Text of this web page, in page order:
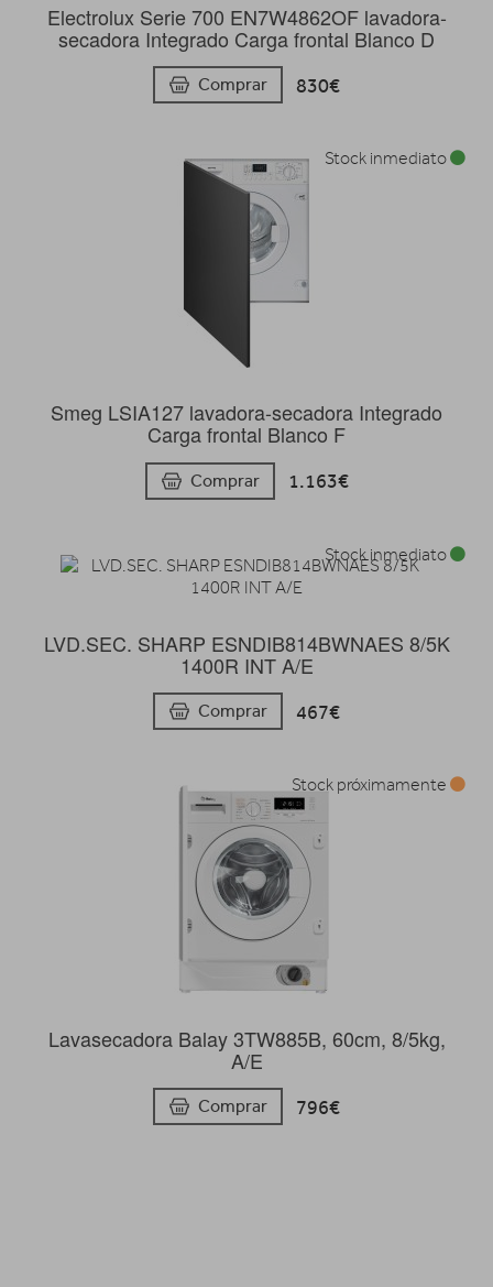
Electrolux Serie 700 EN7W4862OF lavadora-
secadora Integrado Carga frontal Blanco D
Comprar 830€
Smeg LSIA127 lavadora-secadora Integrado
Carga frontal Blanco F
Comprar 1.163€
Stock inmediato
LVD.SEC. SHARP ESNDIB814BWNAES 8/5K
1400R INT A/E
Comprar 467€
Stock inmediato
Lavasecadora Balay 3TW885B, 60cm, 8/5kg,
A/E
Comprar 796€
Stock próximamente